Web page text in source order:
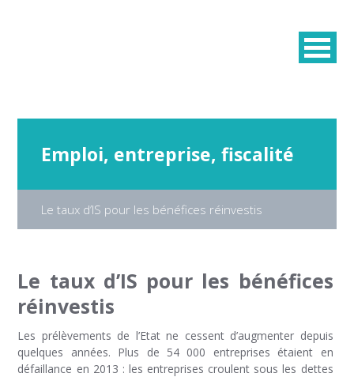
Emploi, entreprise, fiscalité
Le taux d’IS pour les bénéfices réinvestis
Le taux d’IS pour les bénéfices
réinvestis
Les prélèvements de l’Etat ne cessent d’augmenter depuis
quelques années. Plus de 54 000 entreprises étaient en
défaillance en 2013 : les entreprises croulent sous les dettes